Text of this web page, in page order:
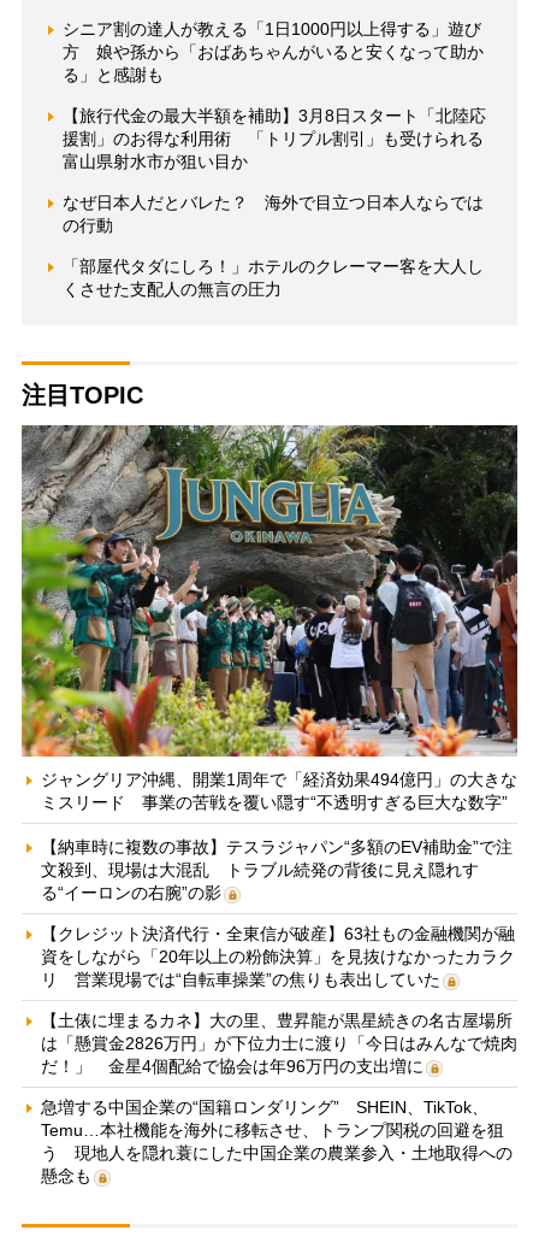
シニア割の達人が教える「1日1000円以上得する」遊び
方 娘や孫から「おばあちゃんがいると安くなって助か
る」と感謝も
【旅行代金の最大半額を補助】3月8日スタート「北陸応
援割」のお得な利用術 「トリプル割引」も受けられる
富山県射水市が狙い目か
なぜ日本人だとバレた？ 海外で目立つ日本人ならでは
の行動
「部屋代タダにしろ！」ホテルのクレーマー客を大人し
くさせた支配人の無言の圧力
注目TOPIC
ジャングリア沖縄、開業1周年で「経済効果494億円」の大きな
ミスリード 事業の苦戦を覆い隠す“不透明すぎる巨大な数字”
【納車時に複数の事故】テスラジャパン“多額のEV補助金”で注
文殺到、現場は大混乱 トラブル続発の背後に見え隠れす
る“イーロンの右腕”の影
【クレジット決済代行・全東信が破産】63社もの金融機関が融
資をしながら「20年以上の粉飾決算」を見抜けなかったカラク
リ 営業現場では“自転車操業”の焦りも表出していた
【土俵に埋まるカネ】大の里、豊昇龍が黒星続きの名古屋場所
は「懸賞金2826万円」が下位力士に渡り「今日はみんなで焼肉
だ！」 金星4個配給で協会は年96万円の支出増に
急増する中国企業の“国籍ロンダリング” SHEIN、TikTok、
Temu…本社機能を海外に移転させ、トランプ関税の回避を狙
う 現地人を隠れ蓑にした中国企業の農業参入・土地取得への
懸念も